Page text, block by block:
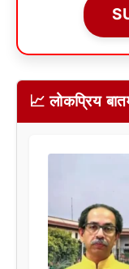
📈 लोकप्रिय